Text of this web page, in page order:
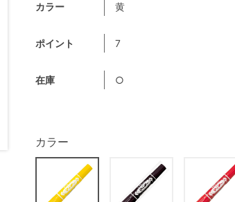
カラー 黄
ポイント 7
在庫 ○
カラー